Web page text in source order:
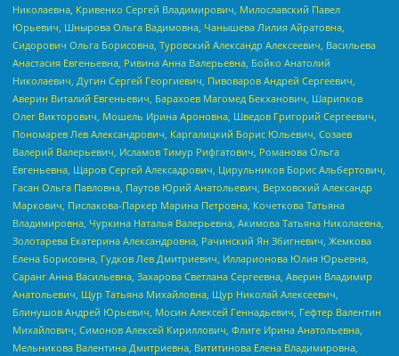
Николаевна, Кривенко Сергей Владимирович, Милославский Павел
Юрьевич, Шнырова Ольга Вадимовна, Чанышева Лилия Айратовна,
Сидорович Ольга Борисовна, Туровский Александр Алексеевич, Васильева
Анастасия Евгеньевна, Ривина Анна Валерьевна, Бойко Анатолий
Николаевич, Дугин Сергей Георгиевич, Пивоваров Андрей Сергеевич,
Аверин Виталий Евгеньевич, Барахоев Магомед Бекханович, Шарипков
Олег Викторович, Мошель Ирина Ароновна, Шведов Григорий Сергеевич,
Пономарев Лев Александрович, Каргалицкий Борис Юльевич, Созаев
Валерий Валерьевич, Исламов Тимур Рифгатович, Романова Ольга
Евгеньевна, Щаров Сергей Алексадрович, Цирульников Борис Альбертович,
Гасан Ольга Павловна, Паутов Юрий Анатольевич, Верховский Александр
Маркович, Пислакова-Паркер Марина Петровна, Кочеткова Татьяна
Владимировна, Чуркина Наталья Валерьевна, Акимова Татьяна Николаевна,
Золотарева Екатерина Александровна, Рачинский Ян Збигневич, Жемкова
Елена Борисовна, Гудков Лев Дмитриевич, Илларионова Юлия Юрьевна,
Саранг Анна Васильевна, Захарова Светлана Сергеевна, Аверин Владимир
Анатольевич, Щур Татьяна Михайловна, Щур Николай Алексеевич,
Блинушов Андрей Юрьевич, Мосин Алексей Геннадьевич, Гефтер Валентин
Михайлович, Симонов Алексей Кириллович, Флиге Ирина Анатольевна,
Мельникова Валентина Дмитриевна, Вититинова Елена Владимировна,